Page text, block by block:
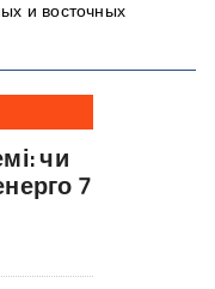
и восточных
чи
7